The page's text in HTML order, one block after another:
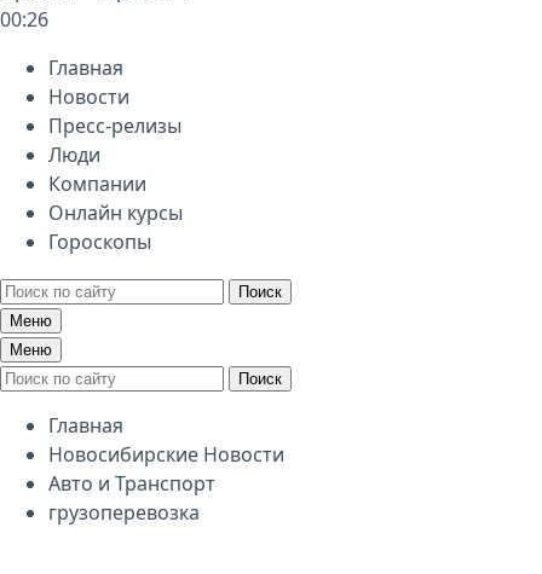
00:26
Главная
Новости
Пресс-релизы
Люди
Компании
Онлайн курсы
Гороскопы
Поиск
Меню
Меню
Поиск
Главная
Новосибирские Новости
Авто и Транспорт
грузоперевозка